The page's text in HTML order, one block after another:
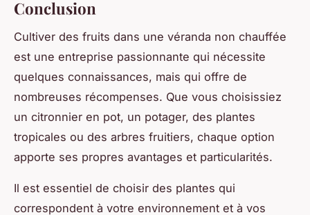
Conclusion
Cultiver des fruits dans une véranda non chauffée
est une entreprise passionnante qui nécessite
quelques connaissances, mais qui offre de
nombreuses récompenses. Que vous choisissiez
un citronnier en pot, un potager, des plantes
tropicales ou des arbres fruitiers, chaque option
apporte ses propres avantages et particularités.
Il est essentiel de choisir des plantes qui
correspondent à votre environnement et à vos